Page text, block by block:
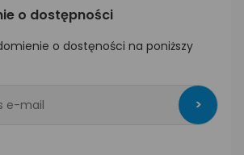
o dostępności
o dostęności na poniższy
>